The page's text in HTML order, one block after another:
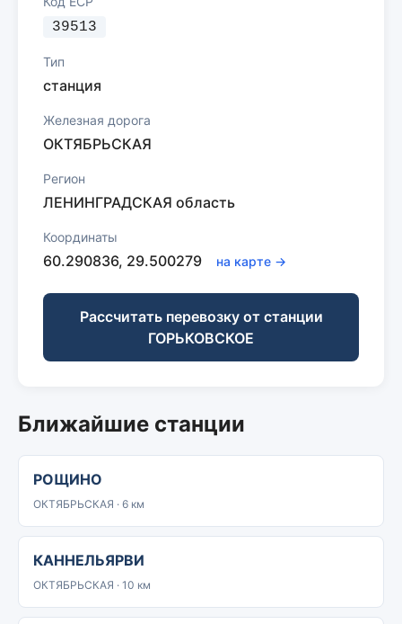
39513
Тип
станция
Железная дорога
ОКТЯБРЬСКАЯ
Регион
ЛЕНИНГРАДСКАЯ область
Координаты
60.290836, 29.500279 на карте →
Рассчитать перевозку от станции
ГОРЬКОВСКОЕ
Ближайшие станции
РОЩИНО
ОКТЯБРЬСКАЯ · 6 км
КАННЕЛЬЯРВИ
ОКТЯБРЬСКАЯ · 10 км